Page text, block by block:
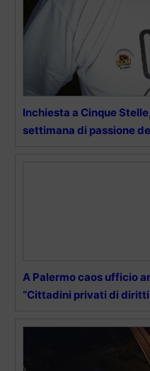
Inchiesta a Cinque
settimana di passione
A Palermo caos ufficio
“Cittadini privati di